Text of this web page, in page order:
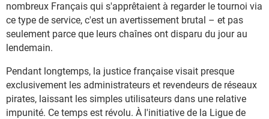
nombreux Français qui s'apprêtaient à regarder le tournoi via
ce type de service, c'est un avertissement brutal – et pas
seulement parce que leurs chaînes ont disparu du jour au
lendemain.
Pendant longtemps, la justice française visait presque
exclusivement les administrateurs et revendeurs de réseaux
pirates, laissant les simples utilisateurs dans une relative
impunité. Ce temps est révolu. À l'initiative de la Ligue de